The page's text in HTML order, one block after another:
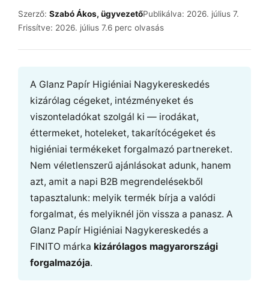
Szerző: Szabó Ákos, ügyvezetőPublikálva: 2026. július 7.
Frissítve: 2026. július 7.6 perc olvasás
A Glanz Papír Higiéniai Nagykereskedés
kizárólag cégeket, intézményeket és
viszonteladókat szolgál ki — irodákat,
éttermeket, hoteleket, takarítócégeket és
higiéniai termékeket forgalmazó partnereket.
Nem véletlenszerű ajánlásokat adunk, hanem
azt, amit a napi B2B megrendelésekből
tapasztalunk: melyik termék bírja a valódi
forgalmat, és melyiknél jön vissza a panasz. A
Glanz Papír Higiéniai Nagykereskedés a
FINITO márka kizárólagos magyarországi
forgalmazója.